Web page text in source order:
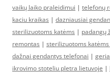
vaikų laiko praleidimui | telefonų
kaciu kraikas | dazniausiai
sterilizuotoms katėms | padangų
remontas | sterilizuotoms
dažnai gendantys telefonai |
ikrovimo stoteliu pletra lietuvoje |